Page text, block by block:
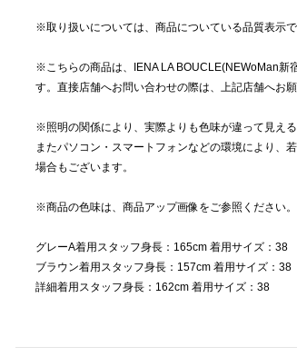
※取り扱いについては、商品についている品質表示で
※こちらの商品は、IENA LA BOUCLE(NEWoMan新
す。直接店舗へお問い合わせの際は、上記店舗へお願
※照明の関係により、実際よりも色味が違って見える
またパソコン・スマートフォンなどの環境により、
場合もございます。
※商品の色味は、商品アップ画像をご参照ください。
グレーA着用スタッフ身長：165cm 着用サイズ：38
ブラウン着用スタッフ身長：157cm 着用サイズ：38
詳細着用スタッフ身長：162cm 着用サイズ：38